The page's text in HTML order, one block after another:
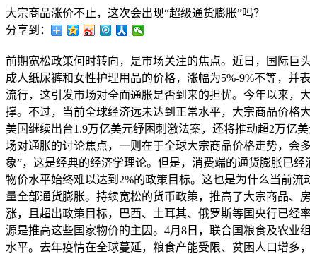
大宗商品涨价不止，这次会出现“超级通货膨胀”吗？
分享到：
前期宽松政策何时转向，是市场关注的焦点。近日，国际巨
成人纸尿裤和女性护理用品的价格，涨幅为5%-9%不等，
流行，这引发市场对全面通胀是否到来的担忧。今年以来，
撑。不过，当前全球经济远未达到正常水平，大宗商品价格
美国继续出台1.9万亿美元纾困刺激法案，还将推动超2万亿
场对通胀的讨论焦点，一则在于全球大宗商品价格走势，会
象”，这是经典的经济学理论。但是，消费端的通货膨胀已
物价水平始终难以达到2%的政策目标。这也是为什么当前
量全部通货膨胀。持续宽松的货币政策，推高了大宗商品、
涨，且超出政策目标，巴西、土耳其、俄罗斯等国央行已经
源是推高这些国家物价的主因。4月8日，联合国粮食及农业
水平。去年疫情在全球蔓延，粮食产能受限、贫困人口增多